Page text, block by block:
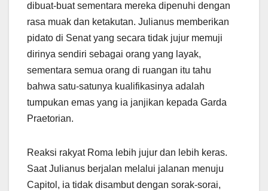
dibuat-buat sementara mereka dipenuhi dengan
rasa muak dan ketakutan. Julianus memberikan
pidato di Senat yang secara tidak jujur memuji
dirinya sendiri sebagai orang yang layak,
sementara semua orang di ruangan itu tahu
bahwa satu-satunya kualifikasinya adalah
tumpukan emas yang ia janjikan kepada Garda
Praetorian.
Reaksi rakyat Roma lebih jujur dan lebih keras.
Saat Julianus berjalan melalui jalanan menuju
Capitol, ia tidak disambut dengan sorak-sorai,